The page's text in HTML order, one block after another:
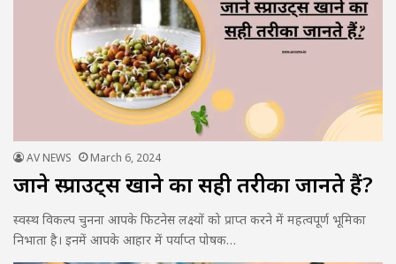
AV NEWS March 6, 2024
जाने स्प्राउट्स खाने का सही तरीका जानते हैं?
स्वस्थ विकल्प चुनना आपके फिटनेस लक्ष्यों को प्राप्त करने में महत्वपूर्ण भूमिका
निभाता है। इनमें आपके आहार में पर्याप्त पोषक…